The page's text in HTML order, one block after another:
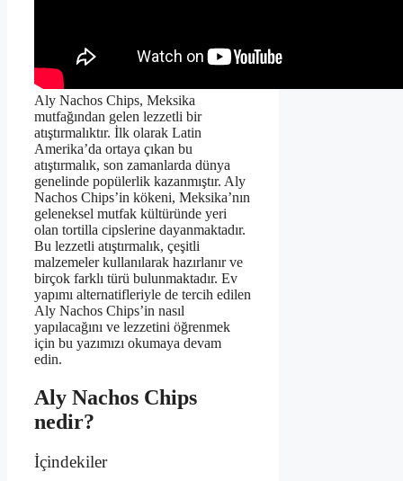
Aly Nachos Chips, Meksika
mutfağından gelen lezzetli bir
atıştırmalıktır. İlk olarak Latin
Amerika’da ortaya çıkan bu
atıştırmalık, son zamanlarda dünya
genelinde popülerlik kazanmıştır. Aly
Nachos Chips’in kökeni, Meksika’nın
geleneksel mutfak kültüründe yeri
olan tortilla cipslerine dayanmaktadır.
Bu lezzetli atıştırmalık, çeşitli
malzemeler kullanılarak hazırlanır ve
birçok farklı türü bulunmaktadır. Ev
yapımı alternatifleriyle de tercih edilen
Aly Nachos Chips’in nasıl
yapılacağını ve lezzetini öğrenmek
için bu yazımızı okumaya devam
edin.
Aly Nachos Chips
nedir?
İçindekiler